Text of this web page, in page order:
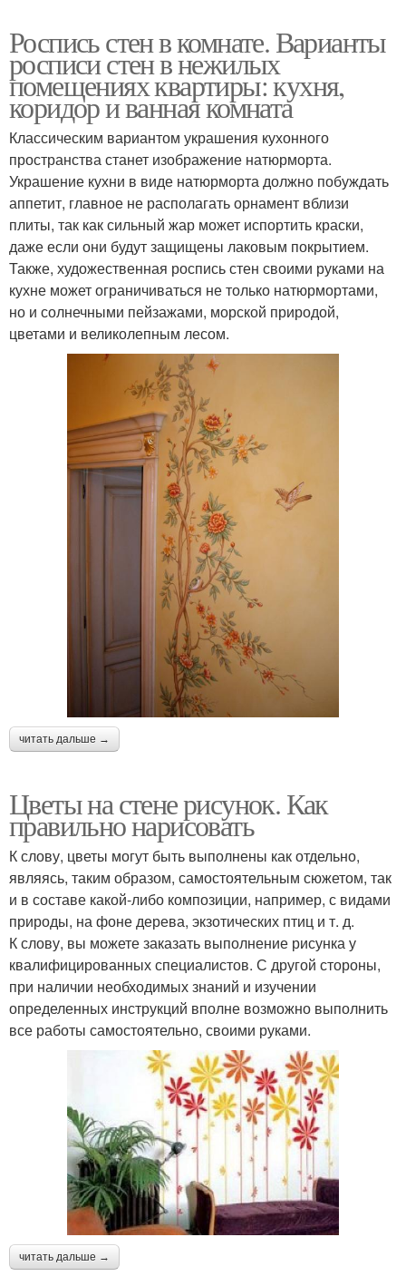
Роспись стен в комнате. Варианты
росписи стен в нежилых
помещениях квартиры: кухня,
коридор и ванная комната
Классическим вариантом украшения кухонного
пространства станет изображение натюрморта.
Украшение кухни в виде натюрморта должно побуждать
аппетит, главное не располагать орнамент вблизи
плиты, так как сильный жар может испортить краски,
даже если они будут защищены лаковым покрытием.
Также, художественная роспись стен своими руками на
кухне может ограничиваться не только натюрмортами,
но и солнечными пейзажами, морской природой,
цветами и великолепным лесом.
читать дальше →
Цветы на стене рисунок. Как
правильно нарисовать
К слову, цветы могут быть выполнены как отдельно,
являясь, таким образом, самостоятельным сюжетом, так
и в составе какой-либо композиции, например, с видами
природы, на фоне дерева, экзотических птиц и т. д.
К слову, вы можете заказать выполнение рисунка у
квалифицированных специалистов. С другой стороны,
при наличии необходимых знаний и изучении
определенных инструкций вполне возможно выполнить
все работы самостоятельно, своими руками.
читать дальше →